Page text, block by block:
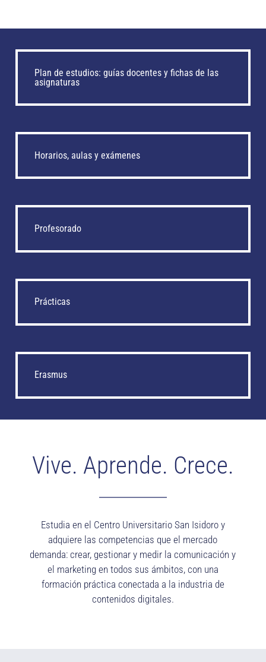
Plan de estudios: guías docentes y fichas de las
asignaturas
Horarios, aulas y exámenes
Profesorado
Prácticas
Erasmus
Vive. Aprende. Crece.
Estudia en el Centro Universitario San Isidoro y
adquiere las competencias que el mercado
demanda: crear, gestionar y medir la comunicación y
el marketing en todos sus ámbitos, con una
formación práctica conectada a la industria de
contenidos digitales.